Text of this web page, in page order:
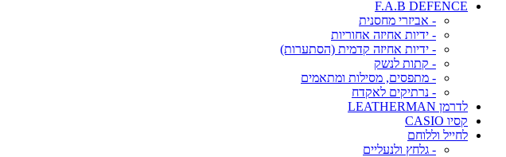
F.A.B DEFENCE
- אביזרי מחסנית
- ידיות אחיזה אחוריות
- ידיות אחיזה קדמית (הסתערות)
- קתות לנשק
- מתפסים, מסילות ומתאמים
- נרתיקים לאקדח
לדרמן LEATHERMAN
קסיו CASIO
לחייל וללוחם
- גלחץ ולנעליים